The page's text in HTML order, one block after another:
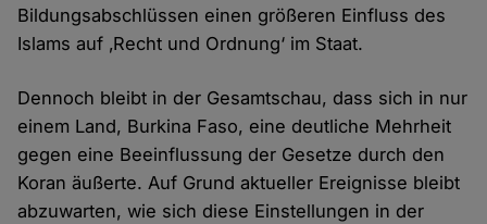
Bildungsabschlüssen einen größeren Einfluss des
Islams auf ‚Recht und Ordnung‘ im Staat.
Dennoch bleibt in der Gesamtschau, dass sich in nur
einem Land, Burkina Faso, eine deutliche Mehrheit
gegen eine Beeinflussung der Gesetze durch den
Koran äußerte. Auf Grund aktueller Ereignisse bleibt
abzuwarten, wie sich diese Einstellungen in der